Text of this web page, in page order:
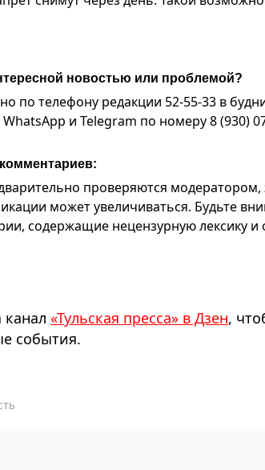
новостью или проблемой?
по телефону редакции 52-55-33 в
и Telegram по номеру 8 (930)
проверяются
может увеличиваться. Будьте
содержащие нецензурную лексику и
«Тульская пресса» в Дзен,
события.